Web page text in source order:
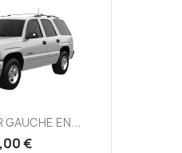
GAUCHE EN...
€